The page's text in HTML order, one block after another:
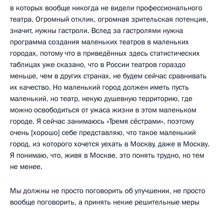
в которых вообще никогда не видели профессионального
театра. Огромный отклик, огромная зрительская потенция,
значит, нужны гастроли. Вслед за гастролями нужна
программа создания маленьких театров в маленьких
городах, потому что в приведённых здесь статистических
таблицах уже сказано, что в России театров гораздо
меньше, чем в других странах, не будем сейчас сравнивать
их качество. Но маленький город должен иметь пусть
маленький, но театр, некую душевную территорию, где
можно освободиться от ужаса жизни в этом маленьком
городе. Я сейчас занимаюсь «Тремя сёстрами», поэтому
очень [хорошо] себе представляю, что такое маленький
город, из которого хочется уехать в Москву, даже в Москву.
Я понимаю, что, живя в Москве, это понять трудно, но тем
не менее.
Мы должны не просто поговорить об улучшении, не просто
вообще поговорить, а принять некие решительные меры